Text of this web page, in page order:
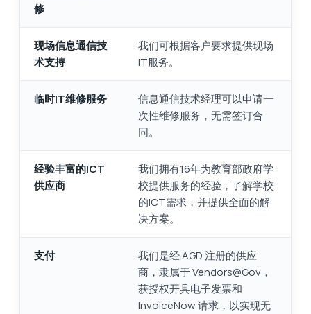
修
现场信息通信技
术支持
我们可根据客户要求提供现场
IT服务。
临时IT维修服务
信息通信技术经理可以申请一
次性维修服务，无需签订合
同。
经验丰富的ICT
供应商
我们拥有16年为教育部政府学
校提供服务的经验，了解学校
的ICT需求，并提供全面的解
决方案。
支付
我们是经 AGD 注册的供应
商，隶属于 Vendors@Gov，
获授权开具电子发票和
InvoiceNow 请求，以实现无